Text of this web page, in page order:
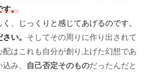
す。
、じっくりと感じてあげるのです。
い。 そしてその周りに作り出されて
配はこれも自分が創り上げた幻想であ
み、
自己否定そのものだったんだと